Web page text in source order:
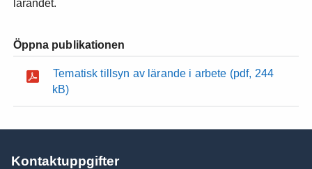
lärandet.
Öppna publikationen
Tematisk tillsyn av lärande i arbete (pdf, 244
kB)
Kontaktuppgifter